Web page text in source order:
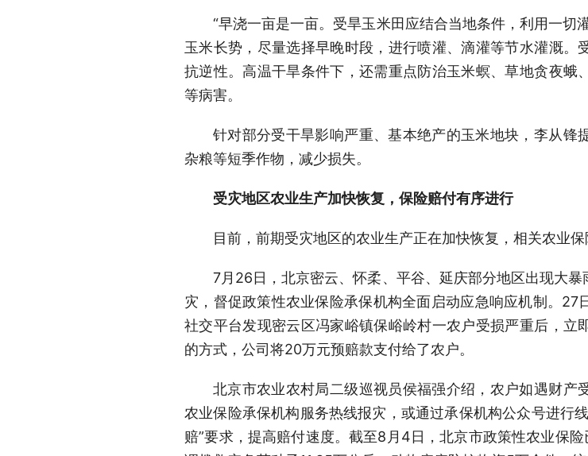
“早浇一亩是一亩。受旱玉米田应结合当地条件，利用一切
玉米长势，尽量选择早晚时段，进行喷灌、滴灌等节水灌溉
抗逆性。高温干旱条件下，还需重点防治玉米螟、草地贪夜蛾
等病害。
针对部分受干旱影响严重、基本绝产的玉米地块，李从锋
杂粮等短季作物，减少损失。
受灾地区农业生产加快恢复，保险赔付有序进行
目前，前期受灾地区的农业生产正在加快恢复，相关农业保
7月26日，北京密云、怀柔、平谷、延庆部分地区出现大
灾，督促政策性农业保险承保机构全面启动应急响应机制。
社交平台发现密云区冯家峪镇保峪岭村一农户受损严重后，立
的方式，公司将20万元预赔款支付给了农户。
北京市农业农村局二级巡视员侯福强介绍，农户如遇财产
农业保险承保机构服务热线报灾，或通过承保机构公众号进行
赔”要求，提高赔付速度。截至8月4日，北京市政策性农业保